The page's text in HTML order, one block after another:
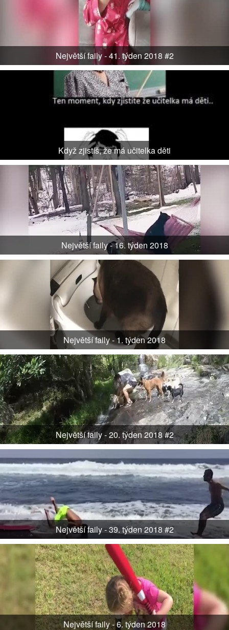
Největší faily - 41. týden 2018 #2
Když zjistíš, že má učitelka děti
Největší faily - 16. týden 2018
Největší faily - 1. týden 2018
Největší faily - 20. týden 2018 #2
Největší faily - 39. týden 2018 #2
Největší faily - 6. týden 2018